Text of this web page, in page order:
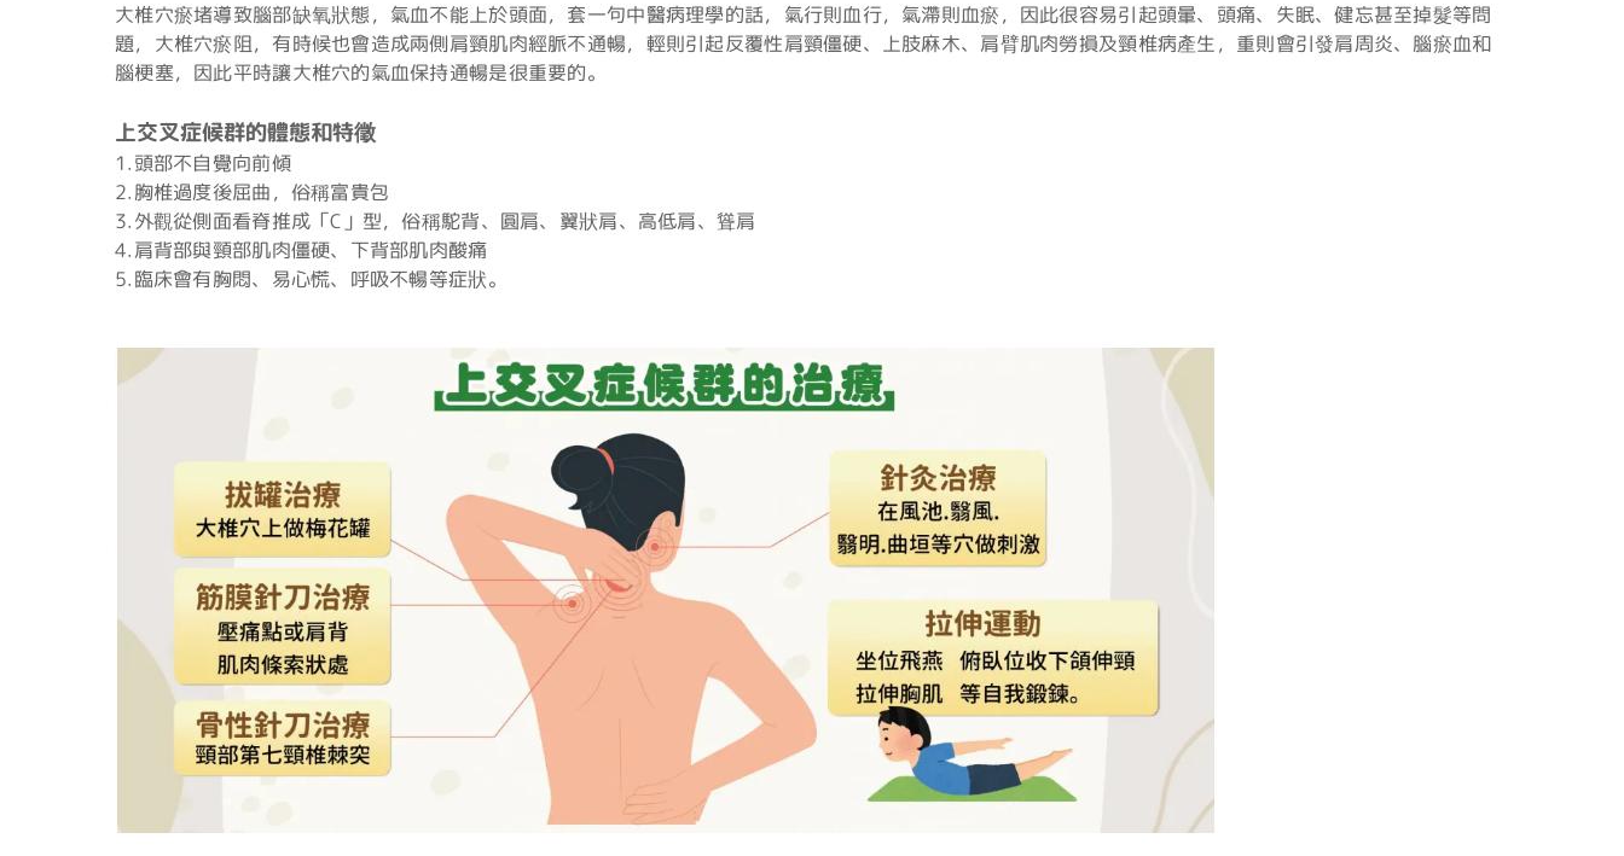
大椎穴瘀堵導致腦部缺氧狀態，氣血不能上於頭面，套一句中醫病理學的話，氣行則血行，氣滯則血瘀，因此很容易引起頭暈、頭痛、失眠、健忘甚至掉髮等問
題，大椎穴瘀阻，有時候也會造成兩側肩頸肌肉經脈不通暢，輕則引起反覆性肩頸僵硬、上肢麻木、肩臂肌肉勞損及頸椎病產生，重則會引發肩周炎、腦瘀血和
腦梗塞，因此平時讓大椎穴的氣血保持通暢是很重要的。
上交叉症候群的體態和特徵
1.頭部不自覺向前傾
2.胸椎過度後屈曲，俗稱富貴包
3.外觀從側面看脊推成「C」型，俗稱駝背、圓肩、翼狀肩、高低肩、聳肩
4.肩背部與頸部肌肉僵硬、下背部肌肉酸痛
5.臨床會有胸悶、易心慌、呼吸不暢等症狀。